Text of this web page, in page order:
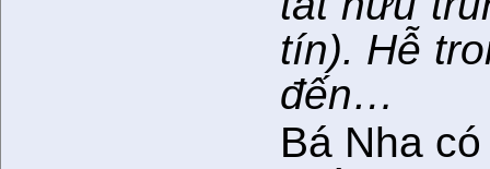
tín). Hễ
đến…
Bá Nha